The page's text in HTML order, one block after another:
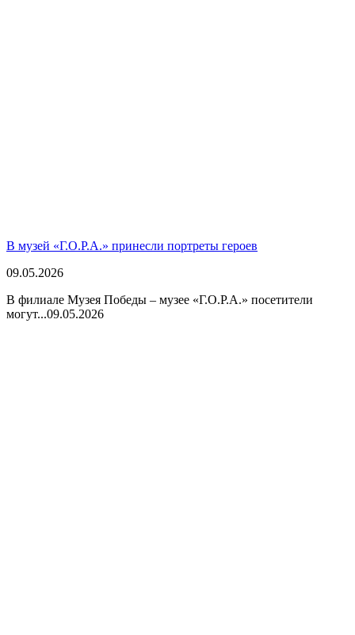
В музей «Г.О.Р.А.» принесли портреты героев
09.05.2026
В филиале Музея Победы – музее «Г.О.Р.А.» посетители
могут...09.05.2026